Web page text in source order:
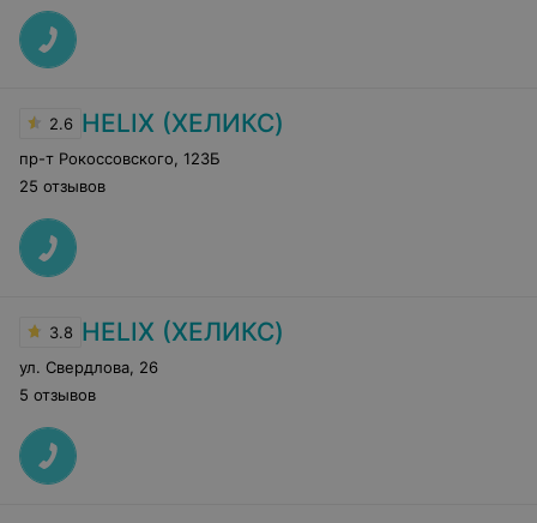
2.6 HELIX (ХЕЛИКС)
пр-т Рокоссовского, 123Б
25 отзывов
3.8 HELIX (ХЕЛИКС)
ул. Свердлова 26
5 отзывов